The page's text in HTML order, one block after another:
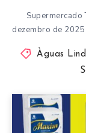
Supermercado
dezembro de
Àguas